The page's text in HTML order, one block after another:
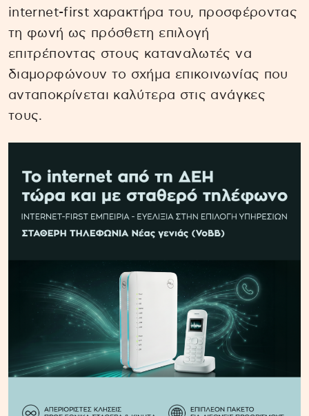
internet-first χαρακτήρα του, προσφέροντας
τη φωνή ως πρόσθετη επιλογή
επιτρέποντας στους καταναλωτές να
διαμορφώνουν το σχήμα επικοινωνίας που
ανταποκρίνεται καλύτερα στις ανάγκες
τους.